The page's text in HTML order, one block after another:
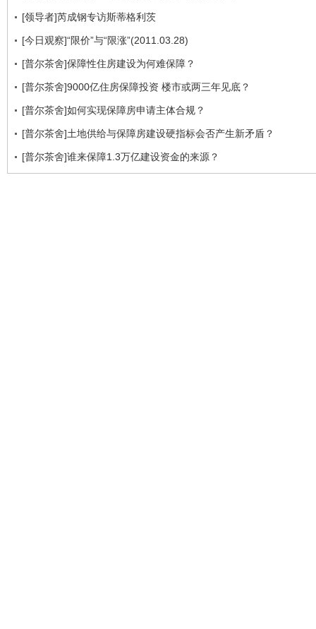
[领导者]芮成钢专访斯蒂格利茨
[今日观察]“限价”与“限涨”(2011.03.28)
[普尔茶舍]保障性住房建设为何难保障？
[普尔茶舍]9000亿住房保障投资 楼市或两三年见底？
[普尔茶舍]如何实现保障房申请主体合规？
[普尔茶舍]土地供给与保障房建设硬指标会否产生新矛盾？
[普尔茶舍]谁来保障1.3万亿建设资金的来源？